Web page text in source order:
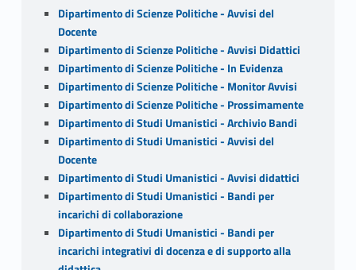
Dipartimento di Scienze Politiche - Avvisi del
Docente
Dipartimento di Scienze Politiche - Avvisi Didattici
Dipartimento di Scienze Politiche - In Evidenza
Dipartimento di Scienze Politiche - Monitor Avvisi
Dipartimento di Scienze Politiche - Prossimamente
Dipartimento di Studi Umanistici - Archivio Bandi
Dipartimento di Studi Umanistici - Avvisi del
Docente
Dipartimento di Studi Umanistici - Avvisi didattici
Dipartimento di Studi Umanistici - Bandi per
incarichi di collaborazione
Dipartimento di Studi Umanistici - Bandi per
incarichi integrativi di docenza e di supporto alla